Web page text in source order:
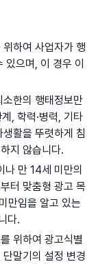
하여 사업자가 행
있으며, 이 경우 이
한의 행태정보만
, 학력·병력, 기타
활을 뚜렷하게 침
지 않습니다.
만 14세 미만의
터 맞춤형 광고 목
만임을 알고 있는
다.
위하여 광고식별
말기의 설정 변경